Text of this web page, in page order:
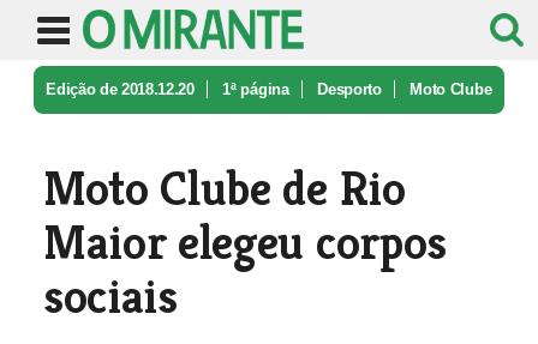
Edição de 2018.12.20 1ª página Desporto Moto Clube
Moto Clube de Rio
Maior elegeu corpos
sociais